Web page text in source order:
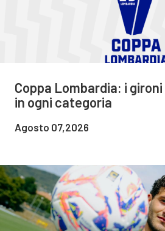
Coppa Lombardia: i
in ogni categoria
Agosto 07,2026